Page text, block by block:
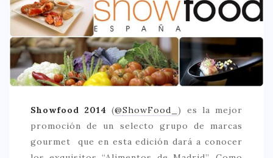
DULCE
FUSIÓN
INDIA
ITALIANA
MEDITERRÁNEA
SALUDABLE
Showfood 2014(@ShowFood_ )
es la mejor
promoción de un selecto grupo de marcas
gourmet que en esta edición dará a conocer